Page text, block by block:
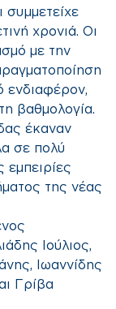
συμμετείχε
χρονιά. Οι
με την
ενδιαφέρον,
βαθμολογία.
έκαναν
σε πολύ
εμπειρίες
της νέας
Ιούλιος,
Ιωαννίδης
Γρίβα